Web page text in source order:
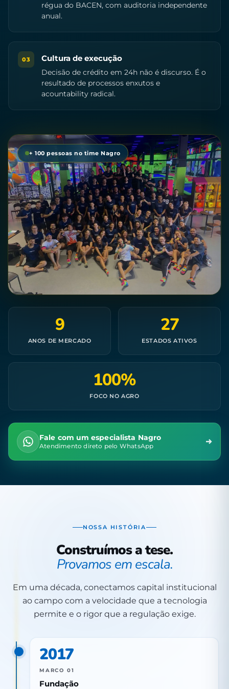
régua do BACEN, com auditoria independente
anual.
03 Cultura de execução
Decisão de crédito em 24h não é discurso. É o
resultado de processos enxutos e
acountability radical.
+ 100 pessoas no time Nagro
9
ANOS DE MERCADO
27
ESTADOS ATIVOS
100%
FOCO NO AGRO
Fale com um especialista Nagro
Atendimento direto pelo WhatsApp
NOSSA HISTÓRIA
Construímos a tese.
Provamos em escala.
Em uma década, conectamos capital institucional
ao campo com a velocidade que a tecnologia
permite e o rigor que a regulação exige.
2017
MARCO 01
Fundação